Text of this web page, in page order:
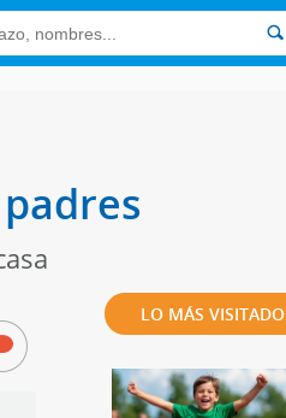
LO MÁS VISITADO